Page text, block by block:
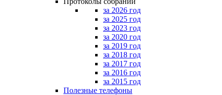
за 2026 год
за 2025 год
за 2023 год
за 2020 год
за 2019 год
за 2018 год
за 2017 год
за 2016 год
за 2015 год
Полезные телефоны